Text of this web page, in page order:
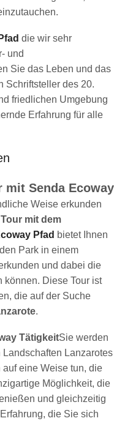
die wir sehr
und
Sie das Leben und das
Schriftsteller des 20.
friedlichen Umgebung
Erfahrung für alle
mit Senda Ecoway
Weise erkunden
mit dem
Pfad bietet Ihnen
Park in einem
und dabei die
können. Diese Tour ist
die auf der Suche
.
TätigkeitSie werden
Lanzarotes
eine Weise tun, die
Möglichkeit, die
und gleichzeitig
die Sie sich